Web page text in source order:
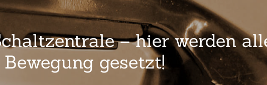
– hier werden
Bewegung gesetzt!